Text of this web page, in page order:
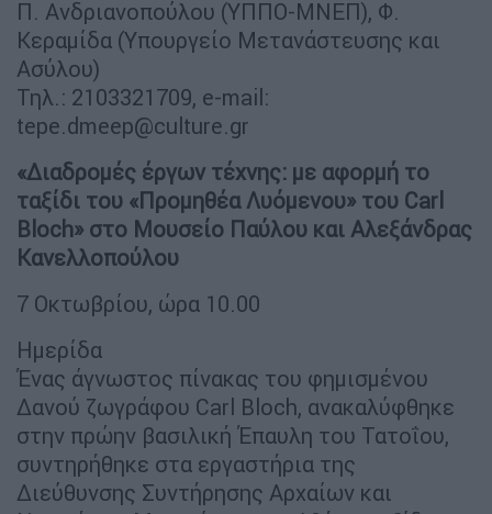
Π. Ανδριανοπούλου (ΥΠΠΟ-ΜΝΕΠ), Φ.
Κεραμίδα (Υπουργείο Μετανάστευσης και
Ασύλου)
Τηλ.: 2103321709, e-mail:
tepe.dmeep@culture.gr
«Διαδρομές έργων τέχνης: με αφορμή το
ταξίδι του «Προμηθέα Λυόμενου» του Carl
Bloch» στο Μουσείο Παύλου και Αλεξάνδρας
Κανελλοπούλου
7 Οκτωβρίου, ώρα 10.00
Ημερίδα
Ένας άγνωστος πίνακας του φημισμένου
Δανού ζωγράφου Carl Bloch, ανακαλύφθηκε
στην πρώην βασιλική Έπαυλη του Τατοΐου,
συντηρήθηκε στα εργαστήρια της
Διεύθυνσης Συντήρησης Αρχαίων και